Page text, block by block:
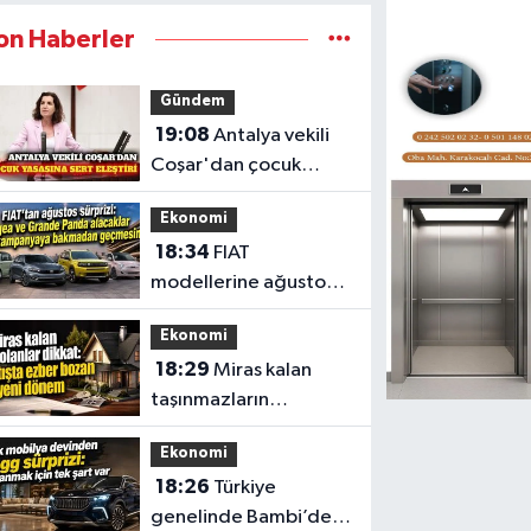
Haberler
Gündem
19:08 Antalya vekili
Coşar'dan çocuk
yasası eleştirisi
Ekonomi
18:34
modellerine ağustos
ayına özel kampanya
Ekonomi
18:29 Miras kalan
taşınmazların
satışında yeni dönem
Ekonomi
18:26
genelinde Bambi’den